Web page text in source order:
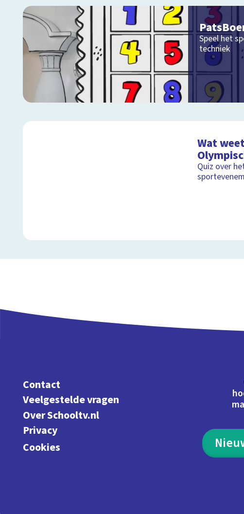
Speel het
techniek
Wat
Quiz over
Contact
Veelgestelde vragen
Over Schooltv.nl
Privacy
Cookies